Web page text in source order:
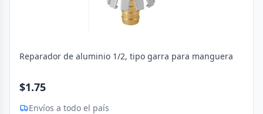
Reparador de aluminio 1/2, tipo garra para manguera
$1.75
Envíos a todo el país